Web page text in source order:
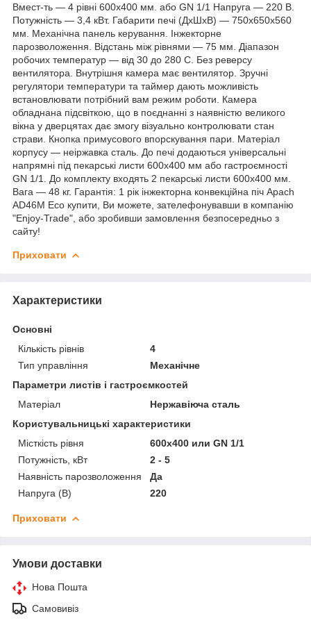
Вмест-ть — 4 рівні 600х400 мм. або GN 1/1 Напруга — 220 В.
Потужність — 3,4 кВт. Габарити печі (ДхШхВ) — 750х650х560
мм. Механічна панель керування. Інжекторне
парозволоження. Відстань між рівнями — 75 мм. Діапазон
робочих температур — від 30 до 280 С. Без реверсу
вентилятора. Внутрішня камера має вентилятор. Зручні
регулятори температури та таймер дають можливість
встановлювати потрібний вам режим роботи. Камера
обладнана підсвіткою, що в поєднанні з наявністю великого
вікна у дверцятах дає змогу візуально контролювати стан
страви. Кнопка примусового впорскування пари. Матеріал
корпусу — неіржавка сталь. До печі додаються універсальні
напрямні під пекарські листи 600х400 мм або гастроємності
GN 1/1. До комплекту входять 2 пекарські листи 600х400 мм.
Вага — 48 кг. Гарантія: 1 рік інжекторна конвекційна піч Apach
AD46M Eco купити, Ви можете, зателефонувавши в компанію
"Enjoy-Trade", або зробивши замовлення безпосередньо з
сайту!
Приховати
Характеристики
Основні
Кількість рівнів
4
Тип управління
Механічне
Параметри листів і гастроємкостей
Матеріал
Нержавіюча сталь
Користувальницькі характеристики
Місткість рівня
600х400 или GN 1/1
Потужність, кВт
2 - 5
Наявність парозволоження
Да
Напруга (В)
220
Приховати
Умови доставки
Нова Пошта
Самовивіз